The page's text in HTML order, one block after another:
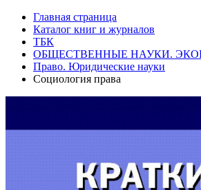
Главная страница
Каталог книг и журналов
ТБК
ОБЩЕСТВЕННЫЕ НАУКИ.
Право. Юридические науки
Социология права